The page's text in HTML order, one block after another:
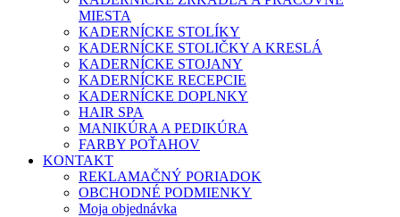
MIESTA
KADERNÍCKE STOLÍKY
KADERNÍCKE STOLIČKY A KRESLÁ
KADERNÍCKE STOJANY
KADERNÍCKE RECEPCIE
KADERNÍCKE DOPLNKY
HAIR SPA
MANIKÚRA A PEDIKÚRA
FARBY POŤAHOV
KONTAKT
REKLAMAČNÝ PORIADOK
OBCHODNÉ PODMIENKY
Moja objednávka